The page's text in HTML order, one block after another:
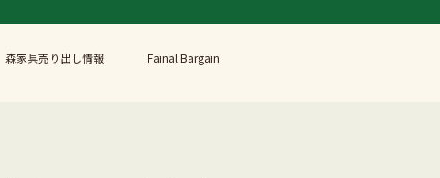
森家具売り出し情報 Fainal Bargain